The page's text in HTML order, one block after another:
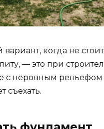
когда не
— это при
с неровным
съехать.